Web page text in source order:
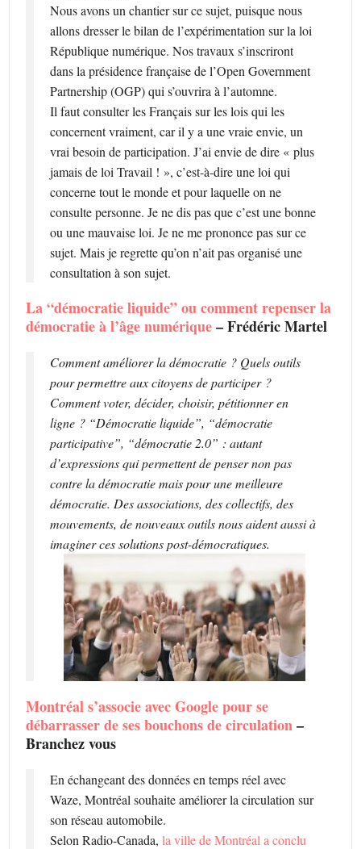
Nous avons un chantier sur ce sujet, puisque nous
allons dresser le bilan de l’expérimentation sur la loi
République numérique. Nos travaux s’inscriront
dans la présidence française de l’Open Government
Partnership (OGP) qui s’ouvrira à l’automne.
Il faut consulter les Français sur les lois qui les
concernent vraiment, car il y a une vraie envie, un
vrai besoin de participation. J’ai envie de dire « plus
jamais de loi Travail ! », c’est-à-dire une loi qui
concerne tout le monde et pour laquelle on ne
consulte personne. Je ne dis pas que c’est une bonne
ou une mauvaise loi. Je ne me prononce pas sur ce
sujet. Mais je regrette qu’on n’ait pas organisé une
consultation à son sujet.
La “démocratie liquide” ou comment repenser la
démocratie à l’âge numérique– Frédéric Martel
Comment améliorer la démocratie ? Quels outils
pour permettre aux citoyens de participer ?
Comment voter, décider, choisir, pétitionner en
ligne ? “Démocratie liquide”, “démocratie
participative”, “démocratie 2.0” : autant
d’expressions qui permettent de penser non pas
contre la démocratie mais pour une meilleure
démocratie. Des associations, des collectifs, des
mouvements, de nouveaux outils nous aident aussi à
imaginer ces solutions post-démocratiques.
Montréal s’associe avec Google pour se
débarrasser de ses bouchons de circulation–
Branchez vous
En échangeant des données en temps réel avec
Waze, Montréal souhaite améliorer la circulation sur
son réseau automobile.
Selon Radio-Canada,la ville de Montréal a conclu